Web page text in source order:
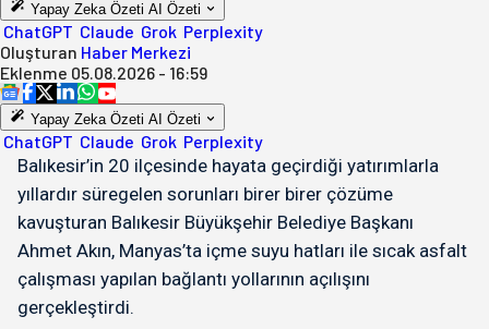
Yapay Zeka Özeti AI Özeti
ChatGPT Claude Grok Perplexity
Oluşturan Haber Merkezi
Eklenme 05.08.2026 - 16:59
Yapay Zeka Özeti AI Özeti
ChatGPT Claude Grok Perplexity
Balıkesir’in 20 ilçesinde hayata geçirdiği yatırımlarla
yıllardır süregelen sorunları birer birer çözüme
kavuşturan Balıkesir Büyükşehir Belediye Başkanı
Ahmet Akın, Manyas’ta içme suyu hatları ile sıcak asfalt
çalışması yapılan bağlantı yollarının açılışını
gerçekleştirdi.